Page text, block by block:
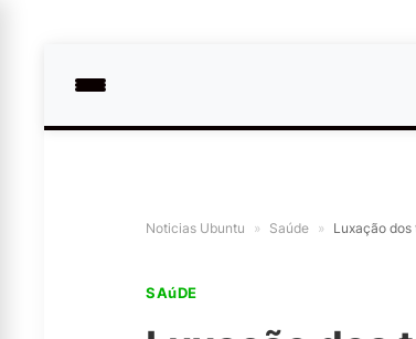
Noticias Ubuntu » Saúde » Luxação
SAúDE